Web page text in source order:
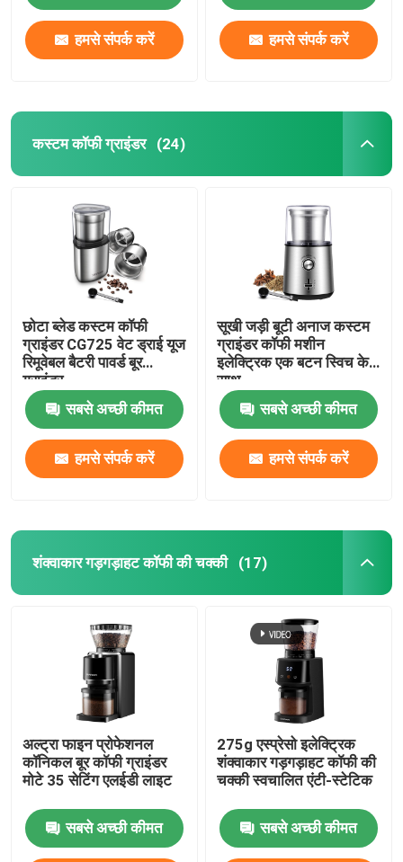
हमसे संपर्क करें हमसे संपर्क करें
कस्टम कॉफी ग्राइंडर (24)
छोटा ब्लेड कस्टम कॉफी
ग्राइंडर CG725 वेट ड्राई यूज
रिमूवेबल बैटरी पावर्ड बूर
ग्राइंडर
सबसे अच्छी कीमत
हमसे संपर्क करें
सूखी जड़ी बूटी अनाज कस्टम
ग्राइंडर कॉफी मशीन
इलेक्ट्रिक एक बटन स्विच के
साथ
सबसे अच्छी कीमत
हमसे संपर्क करें
शंक्वाकार गड़गड़ाहट कॉफी की चक्की (17)
अल्ट्रा फाइन प्रोफेशनल
कॉनिकल बूर कॉफी ग्राइंडर
मोटे 35 सेटिंग एलईडी लाइट
सबसे अच्छी कीमत
275g एस्प्रेसो इलेक्ट्रिक
शंक्वाकार गड़गड़ाहट कॉफी की
चक्की स्वचालित एंटी-स्टेटिक
सबसे अच्छी कीमत